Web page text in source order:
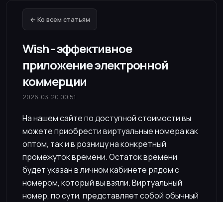
← Ко всем статьям
Wish - эффективное
приложение электронной
коммерции
2026-03-20 00:51
На нашем сайте по доступной стоимости вы
можете приобрести виртуальные номера как
оптом, так и в розницу на конкретный
промежуток времени. Остаток времени
будет указан в личном кабинете рядом с
номером, который вы взяли. Виртуальный
номер, по сути, представляет собой обычный